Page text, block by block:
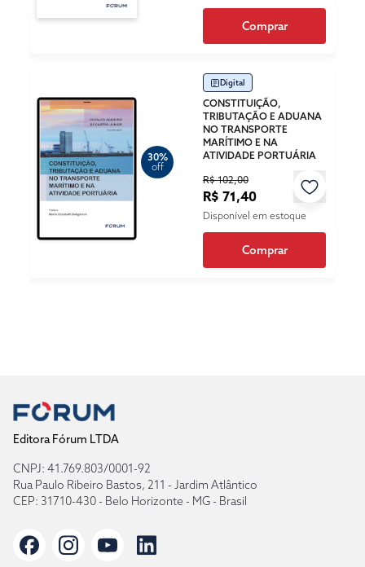
Comprar
30%
off
Digital
CONSTITUIÇÃO,
TRIBUTAÇÃO E ADUANA
NO TRANSPORTE
MARÍTIMO E NA
ATIVIDADE PORTUÁRIA
R$ 102,00
R$ 71,40
Disponível em estoque
Comprar
Editora Fórum LTDA
CNPJ: 41.769.803/0001-92
Rua Paulo Ribeiro Bastos, 211 - Jardim Atlântico
CEP: 31710-430 - Belo Horizonte - MG - Brasil